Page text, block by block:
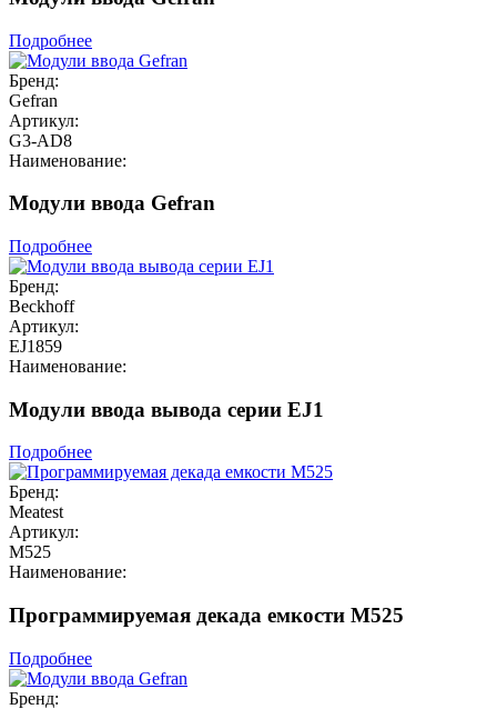
Подробнее
Бренд:
Gefran
Артикул:
G3-AD8
Наименование:
Модули ввода Gefran
Подробнее
Бренд:
Beckhoff
Артикул:
EJ1859
Наименование:
Модули ввода вывода серии EJ1
Подробнее
Бренд:
Meatest
Артикул:
M525
Наименование:
Программируемая декада емкости M525
Подробнее
Бренд: